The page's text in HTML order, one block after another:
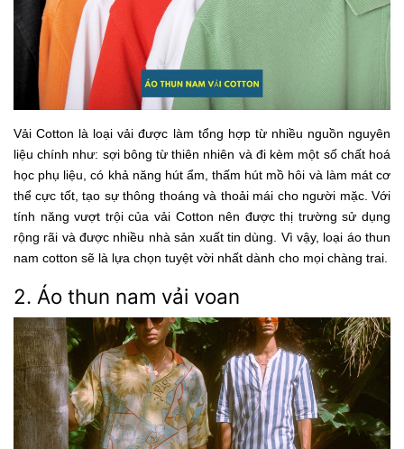
Vải Cotton là loại vải được làm tổng hợp từ nhiều nguồn nguyên
liệu chính như: sợi bông từ thiên nhiên và đi kèm một số chất hoá
học phụ liệu, có khả năng hút ẩm, thấm hút mồ hôi và làm mát cơ
thể cực tốt, tạo sự thông thoáng và thoải mái cho người mặc. Với
tính năng vượt trội của vải Cotton nên được thị trường sử dụng
rộng rãi và được nhiều nhà sản xuất tin dùng. Vì vậy, loại áo thun
nam cotton sẽ là lựa chọn tuyệt vời nhất dành cho mọi chàng trai.
2. Áo thun nam vải voan